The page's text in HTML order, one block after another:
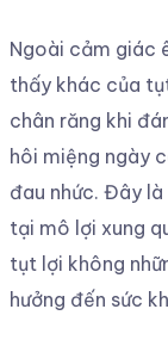
Ngoài cảm giác
thấy khác của
chân răng khi
hôi miệng ngày
đau nhức. Đây
tại mô lợi xung
tụt lợi không
hưởng đến sức